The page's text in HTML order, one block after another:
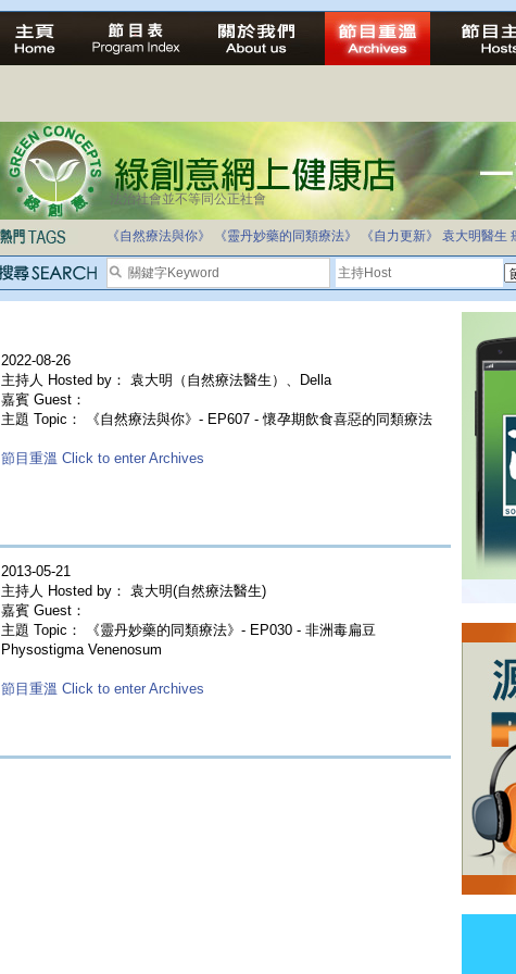
法治社會並不等同公正社會
《自然療法與你》 《靈丹妙藥的同類療法》 《自力更新》 袁大明醫生
2022-08-26
主持人 Hosted by： 袁大明（自然療法醫生）、Della
嘉賓 Guest：
主題 Topic： 《自然療法與你》- EP607 - 懷孕期飲食喜惡的同類療法
節目重溫 Click to enter Archives
2013-05-21
主持人 Hosted by： 袁大明(自然療法醫生)
嘉賓 Guest：
主題 Topic： 《靈丹妙藥的同類療法》- EP030 - 非洲毒扁豆
Physostigma Venenosum
節目重溫 Click to enter Archives